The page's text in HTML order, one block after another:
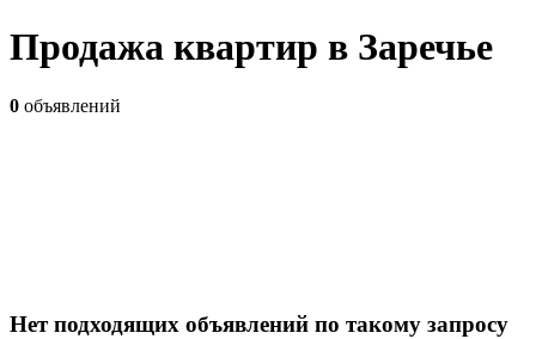
Продажа квартир в Заречье
0 объявлений
Нет подходящих объявлений по такому запросу